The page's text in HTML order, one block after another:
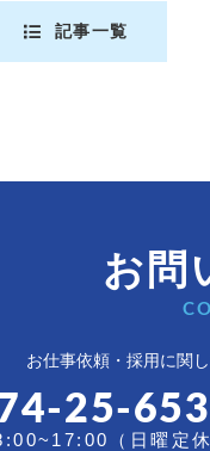
記事一覧
お問
お仕事依頼・採用に関
25-
（日曜定休